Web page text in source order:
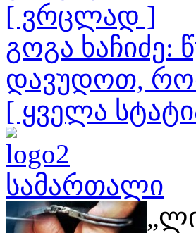
[ ვრცლად ]
გოგა ხაჩიძე:
დავუდოთ,
[ ყველა
სამართალი